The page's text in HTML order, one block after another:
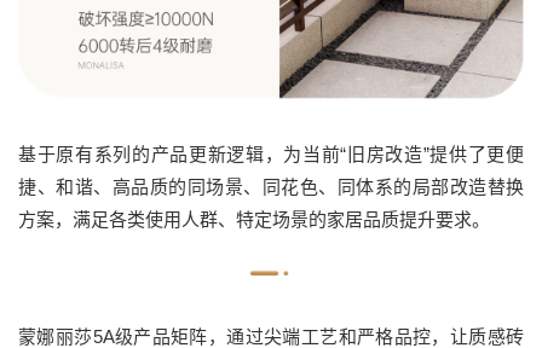
基于原有系列的产品更新逻辑，为当前“旧房改造”提供了更便
捷、和谐、高品质的同场景、同花色、同体系的局部改造替换
方案，满足各类使用人群、特定场景的家居品质提升要求。
蒙娜丽莎5A级产品矩阵，通过尖端工艺和严格品控，让质感砖